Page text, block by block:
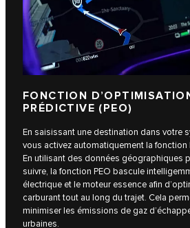
FONCTION
PRÉDICTIVE (PEO)
En saisissant une destination dans votre
vous activez automatiquement la fonction
En utilisant des données géographiques
suivre, la fonction PEO bascule
électrique et le moteur essence afin
carburant tout au long du trajet. Cela
minimiser les émissions de gaz
urbaines.